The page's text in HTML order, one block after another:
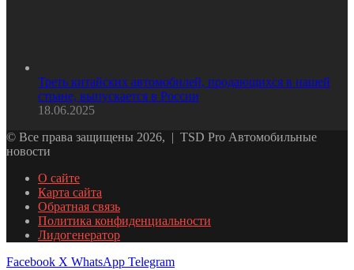
Треть китайских автомобилей, продающихся в нашей
стране, выпускается в России
18.06.2025
© Все права защищены 2026, | TSD Pro Автомобильные
новости
О сайте
Карта сайта
Обратная связь
Политика конфиденциальности
Лидогенератор
Facebook X WhatsApp Telegram